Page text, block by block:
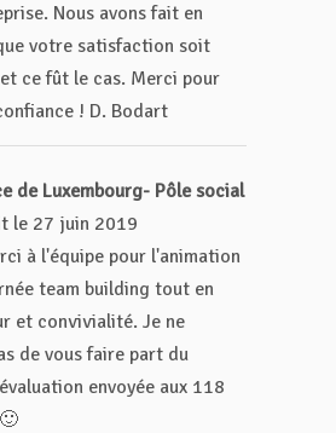
Nous avons fait en
votre satisfaction soit
ce fût le cas. Merci pour
! D. Bodart
de Luxembourg- Pôle social
le 27 juin 2019
à l'équipe pour l'animation
team building tout en
et convivialité. Je ne
de vous faire part du
envoyée aux 118